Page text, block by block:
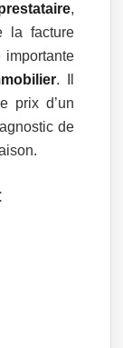
,
la facture
importante
. Il
prix d’un
de